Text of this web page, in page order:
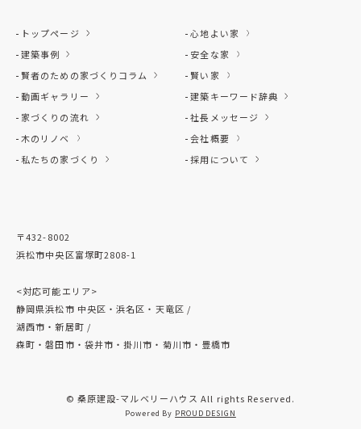
トップページ
建築事例
賢者のための家づくりコラム
動画ギャラリー
家づくりの流れ
木のリノベ
私たちの家づくり
心地よい家
安全な家
賢い家
建築キーワード辞典
社長メッセージ
会社概要
採用について
〒432-8002
浜松市中央区富塚町2808-1
<対応可能エリア>
静岡県浜松市 中央区・浜名区・天竜区 /
湖西市・新居町 /
森町・磐田市・袋井市・掛川市・菊川市・豊橋市
© 桑原建設-マルベリーハウス All rights Reserved.
Powered By PROUD DESIGN